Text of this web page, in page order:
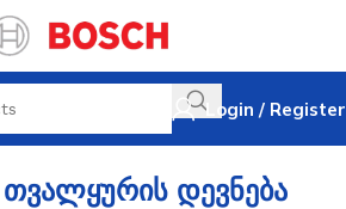
Login / Register
თვალყურის დევნება